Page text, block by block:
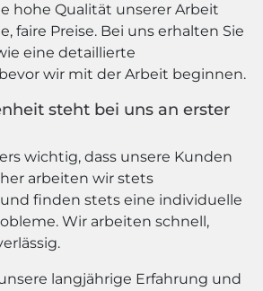
hohe Qualität unserer Arbeit
faire Preise. Bei uns erhalten Sie
eine detaillierte
wir mit der Arbeit beginnen.
steht bei uns an erster
wichtig, dass unsere Kunden
arbeiten wir stets
finden stets eine individuelle
Wir arbeiten schnell,
langjährige Erfahrung und